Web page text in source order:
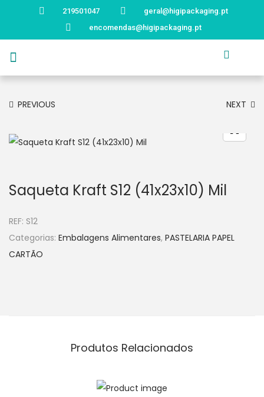
219501047
geral@higipackaging.pt
encomendas@higipackaging.pt
PREVIOUS NEXT
Saqueta Kraft S12 (41x23x10) Mil
REF: S12
Categorias: Embalagens Alimentares, PASTELARIA PAPEL
CARTÃO
Produtos Relacionados